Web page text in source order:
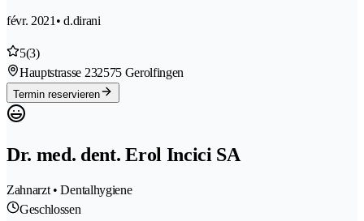
févr. 2021• d.dirani
5(3)
Hauptstrasse 232575 Gerolfingen
Termin reservieren
Dr. med. dent. Erol Incici SA
Zahnarzt • Dentalhygiene
Geschlossen